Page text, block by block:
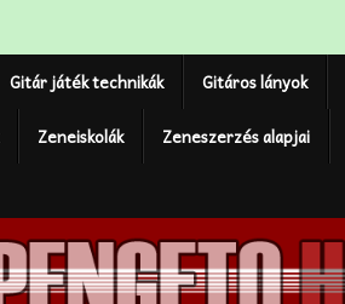
Gitár játék technikák Gitáros lányok
Zeneiskolák Zeneszerzés alapjai